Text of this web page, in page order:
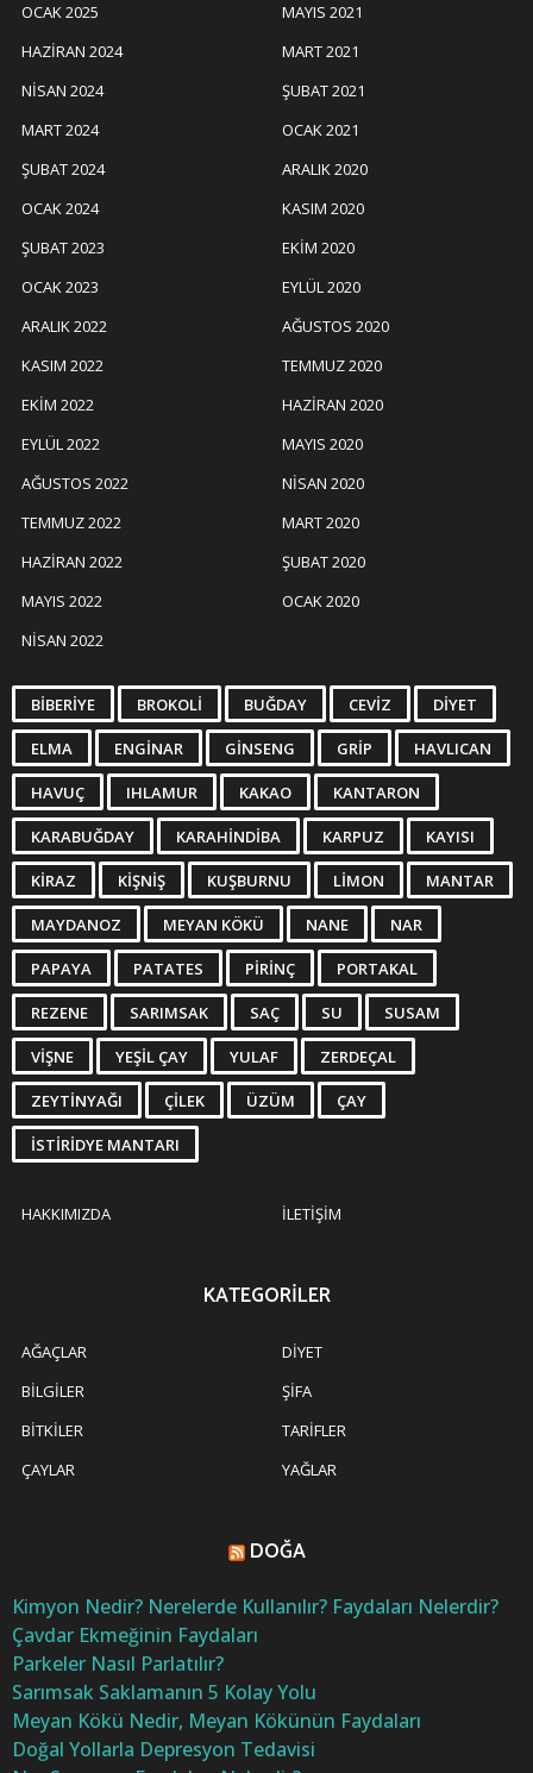
OCAK 2025
HAZIRAN 2024
NISAN 2024
MART 2024
ŞUBAT 2024
OCAK 2024
ŞUBAT 2023
OCAK 2023
ARALIK 2022
KASIM 2022
EKIM 2022
EYLÜL 2022
AĞUSTOS 2022
TEMMUZ 2022
HAZIRAN 2022
MAYIS 2022
NISAN 2022
MAYIS 2021
MART 2021
ŞUBAT 2021
OCAK 2021
ARALIK 2020
KASIM 2020
EKIM 2020
EYLÜL 2020
AĞUSTOS 2020
TEMMUZ 2020
HAZIRAN 2020
MAYIS 2020
NISAN 2020
MART 2020
ŞUBAT 2020
OCAK 2020
BIBERIYE BROKOLI BUĞDAY CEVIZ DIYET
ELMA ENGINAR GINSENG GRIP HAVLICAN
HAVUÇ IHLAMUR KAKAO KANTARON
KARABUĞDAY KARAHINDIBA KARPUZ KAYISI
KIRAZ KIŞNIŞ KUŞBURNU LIMON MANTAR
MAYDANOZ MEYAN KÖKÜ NANE NAR
PAPAYA PATATES PIRINÇ PORTAKAL
REZENE SARIMSAK SAÇ SU SUSAM
VIŞNE YEŞIL ÇAY YULAF ZERDEÇAL
ZEYTINYAĞI ÇILEK ÜZÜM ÇAY
İSTIRIDYE MANTARI
HAKKIMIZDA İLETIŞIM
KATEGORILER
AĞAÇLAR
BILGILER
BITKILER
ÇAYLAR
DIYET
ŞIFA
TARIFLER
YAĞLAR
DOĞA
Kimyon Nedir? Nerelerde Kullanılır? Faydaları Nelerdir?
Çavdar Ekmeğinin Faydaları
Parkeler Nasıl Parlatılır?
Sarımsak Saklamanın 5 Kolay Yolu
Meyan Kökü Nedir, Meyan Kökünün Faydaları
Doğal Yollarla Depresyon Tedavisi